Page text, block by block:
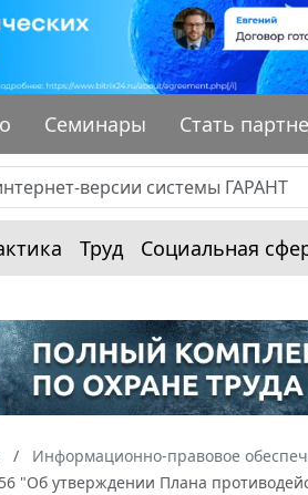
Семинары Стать
Труд Социальная
Информационно-правовое
"Об утверждении Плана